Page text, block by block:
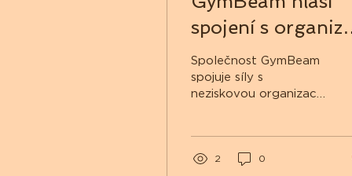
spojení s
Loono. Během
října věnuje 10 % z
prodeje BeastPink
produktů na
prevenci rakoviny
Společnost GymBeam
spojuje síly s
neziskovou organizací
rámci měsíce října,...
2 0